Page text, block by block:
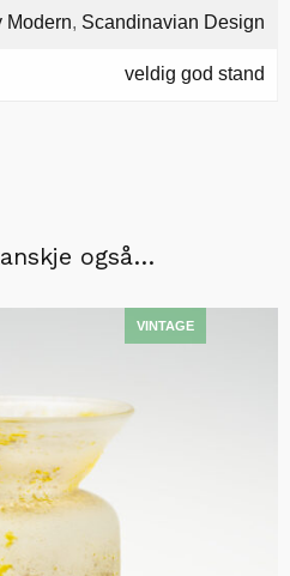
Modern, Scandinavian Design
veldig god stand
også…